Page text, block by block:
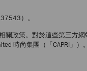
）。
政策。對於這些第三方網
時尚集團（「CAPRI」